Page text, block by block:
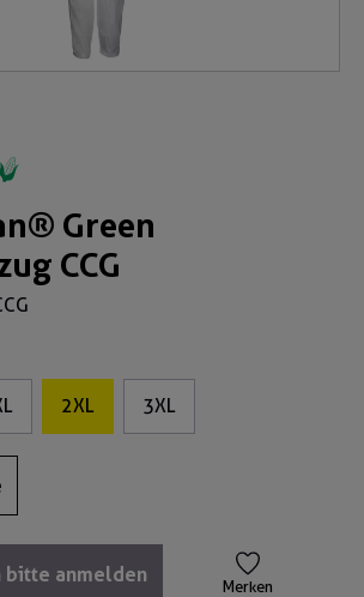
Green
CCG
2XL 3XL
bitte anmelden Merken